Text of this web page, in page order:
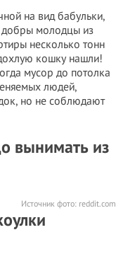
на вид бабульки,
добры молодцы из
несколько тонн
кошку нашли!
мусор до потолка
людей,
но не соблюдают
вынимать из
Источник фото: reddit.com